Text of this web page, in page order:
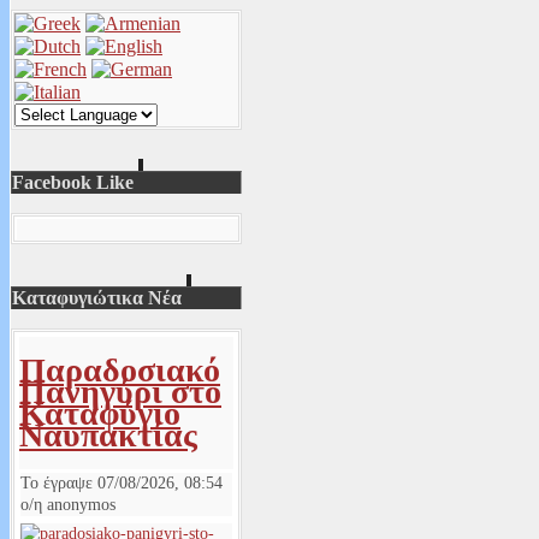
Facebook Like
Καταφυγιώτικα Νέα
Παραδοσιακό
Πανηγύρι στο
Καταφύγιο
Ναυπακτίας
Το έγραψε 07/08/2026, 08:54
ο/η anonymos